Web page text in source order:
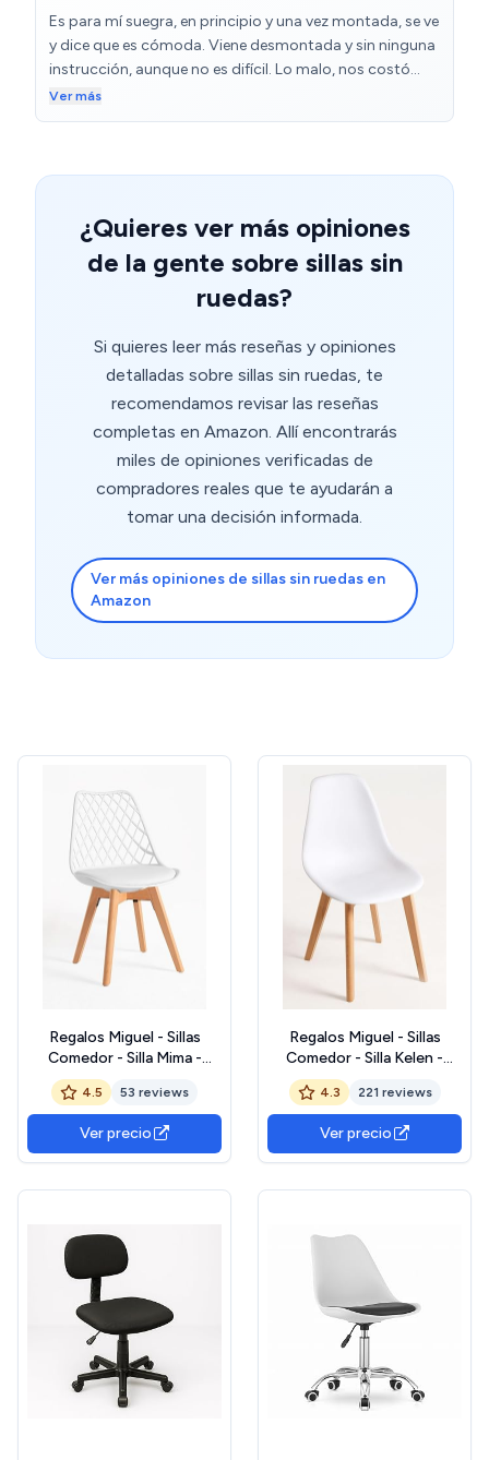
Es para mí suegra, en principio y una vez montada, se ve
y dice que es cómoda. Viene desmontada y sin ninguna
instrucción, aunque no es difícil. Lo malo, nos costó
varios intentos aflojando tornillos de un lado, de otro,
de respaldo... Para que no cojease, ya que se quedaba
Ver más
¿Quieres ver más opiniones
de la gente sobre sillas sin
ruedas?
Si quieres leer más reseñas y opiniones
detalladas sobre sillas sin ruedas, te
recomendamos revisar las reseñas
completas en Amazon. Allí encontrarás
miles de opiniones verificadas de
compradores reales que te ayudarán a
tomar una decisión informada.
Ver más opiniones de sillas sin ruedas en
Amazon
Regalos Miguel - Sillas
Comedor - Silla Mima -
Blanco
4.5 53 reviews
Ver precio
Regalos Miguel - Sillas
Comedor - Silla Kelen -
Blanco
4.3 221 reviews
Ver precio